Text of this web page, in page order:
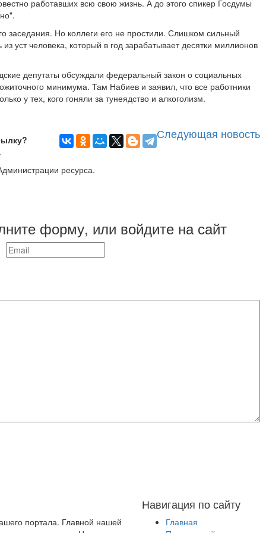
работавших всю свою жизнь. А до этого спикер Госдумы
заседания. Но коллеги его не простили. Слишком сильный
уст человека, который в год зарабатывает десятки миллионов
депутаты обсуждали федеральный закон о социальных
минимума. Там Набиев и заявил, что все работники
у тех, кого гоняли за тунеядство и алкоголизм.
Следующая новость
ресурса.
форму, или войдите на сайт
портала. Главной нашей
Навигация по сайту
Главная